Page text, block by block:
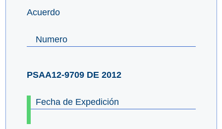
Acuerdo
Numero
PSAA12-9709 DE 2012
Fecha de Expedición